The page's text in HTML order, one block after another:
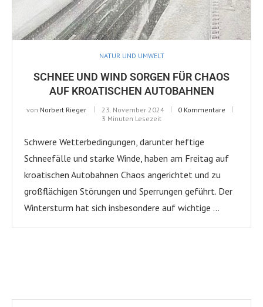
NATUR UND UMWELT
SCHNEE UND WIND SORGEN FÜR CHAOS
AUF KROATISCHEN AUTOBAHNEN
von Norbert Rieger 23. November 2024
0 Kommentare
3 Minuten Lesezeit
Schwere Wetterbedingungen, darunter heftige
Schneefälle und starke Winde, haben am Freitag auf
kroatischen Autobahnen Chaos angerichtet und zu
großflächigen Störungen und Sperrungen geführt. Der
Wintersturm hat sich insbesondere auf wichtige …